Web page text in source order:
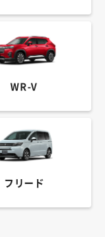
WR-V
フリード